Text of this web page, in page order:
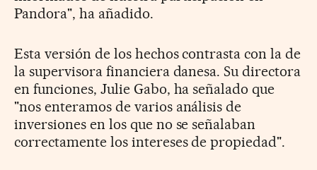
Pandora", ha añadido.
Esta versión de los hechos contrasta con la de
la supervisora financiera danesa. Su directora
en funciones, Julie Gabo, ha señalado que
"nos enteramos de varios análisis de
inversiones en los que no se señalaban
correctamente los intereses de propiedad".